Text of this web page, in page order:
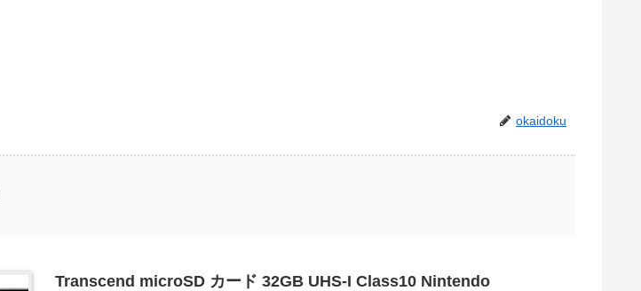
okaidoku
Transcend microSD カード 32GB UHS-I Class10 Nintendo